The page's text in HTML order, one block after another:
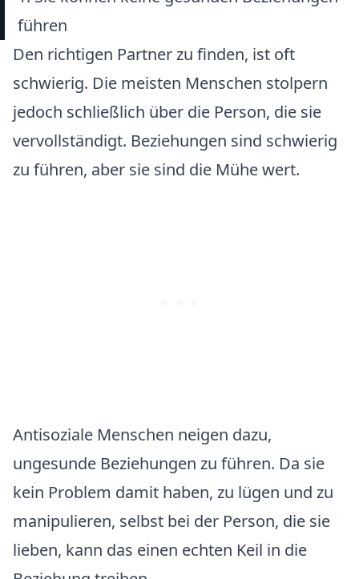
führen
Den richtigen Partner zu finden, ist oft
schwierig. Die meisten Menschen stolpern
jedoch schließlich über die Person, die sie
vervollständigt. Beziehungen sind schwierig
zu führen, aber sie sind die Mühe wert.
Antisoziale Menschen neigen dazu,
ungesunde Beziehungen zu führen. Da sie
kein Problem damit haben, zu lügen und zu
manipulieren, selbst bei der Person, die sie
lieben, kann das einen echten Keil in die